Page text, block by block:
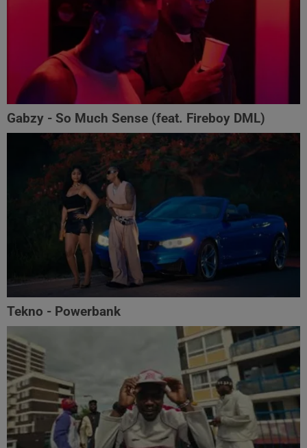
Gabzy - So Much Sense (feat. Fireboy DML)
Tekno - Powerbank